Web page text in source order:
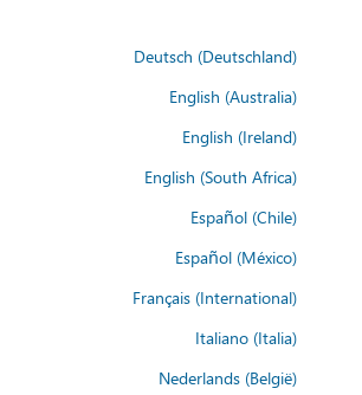
Deutsch (Deutschland)
English (Australia)
English (Ireland)
English (South Africa)
Español (Chile)
Español (México)
Français (International)
Italiano (Italia)
Nederlands (België)